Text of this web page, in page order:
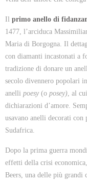
Il primo anello di
1477, l’arciduca
Maria di Borgogna. Il
con diamanti incastonati a
tradizione di donare un
secolo divennero popolari
anelli poesy (o posey) , al
dichiarazioni d’amore.
usavano anelli decorati con
Sudafrica.
Dopo la prima guerra
effetti della crisi
Beers, una delle più grandi